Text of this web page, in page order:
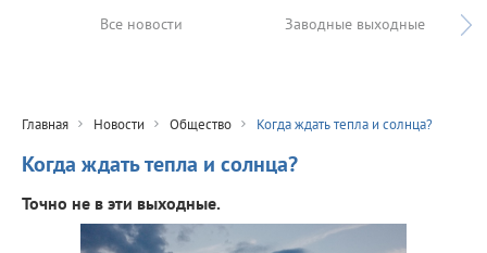
Все новости Заводные выходные
Главная Новости Общество Когда ждать тепла и солнца?
Когда ждать тепла и солнца?
Точно не в эти выходные.